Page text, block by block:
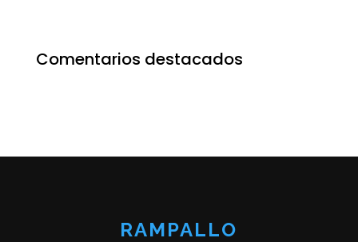
Comentarios destacados
RAMPALLO